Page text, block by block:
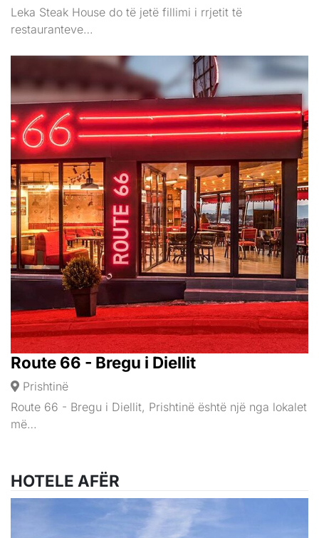
Leka Steak House do të jetë fillimi i rrjetit të
restauranteve…
Route 66 - Bregu i Diellit
Prishtinë
Route 66 - Bregu i Diellit, Prishtinë është një nga lokalet
më…
HOTELE AFËR